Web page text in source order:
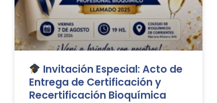
Invitación Especial: Acto de
Entrega de Certificación y
Recertificación Bioquímica